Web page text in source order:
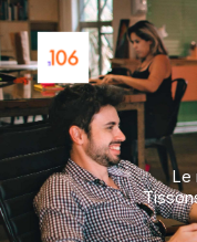
Aller
au
contenu
Le